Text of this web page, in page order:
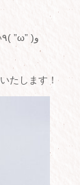
加えてホームページのお知らせページやLINEでも配信しておりますので、そちらもご活用ください٩( ”ω” )و
たします！